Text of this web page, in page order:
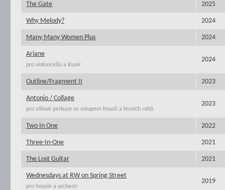
The Gate 2025
Why Melody? 2024
Many Many Women Plus 2024
Ariane
pro violoncello a klavír
2024
Outline/Fragment II 2023
Antonio / Collage
pro sólové perkuse se vstupem houslí a lesních rohů
2023
Two In One 2022
Three-In-One 2021
The Lost Guitar 2021
Wednesdays at RW on Spring Street
pro housle a orchestr
2019